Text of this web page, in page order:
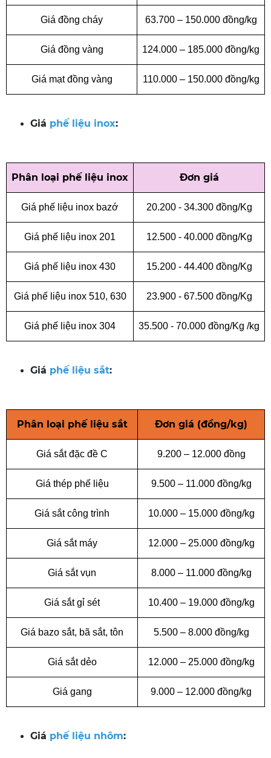
Giá đồng cháy 63.700 – 150.000 đồng/kg
Giá đồng vàng 124.000 – 185.000 đồng/kg
Giá mạt đồng vàng 110.000 – 150.000 đồng/kg
Giá phế liệu inox:
Phân loại phế liệu inox Đơn giá
Giá phế liệu inox bazớ 20.200 - 34.300 đồng/Kg
Giá phế liệu inox 201 12.500 - 40.000 đồng/Kg
Giá phế liệu inox 430 15.200 - 44.400 đồng/Kg
Giá phế liệu inox 510, 630 23.900 - 67.500 đồng/Kg
Giá phế liệu inox 304 35.500 - 70.000 đồng/Kg /kg
Giá phế liệu sắt:
Phân loại phế liệu sắt Đơn giá (đồng/kg)
Giá sắt đặc đề C 9.200 – 12.000 đồng
Giá thép phế liệu 9.500 – 11.000 đồng/kg
Giá sắt công trình 10.000 – 15.000 đồng/kg
Giá sắt máy 12.000 – 25.000 đồng/kg
Giá sắt vụn 8.000 – 11.000 đồng/kg
Giá sắt gỉ sét 10.400 – 19.000 đồng/kg
Giá bazo sắt, bã sắt, tôn 5.500 – 8.000 đồng/kg
Giá sắt dẻo 12.000 – 25.000 đồng/kg
Giá gang 9.000 – 12.000 đồng/kg
Giá phế liệu nhôm: